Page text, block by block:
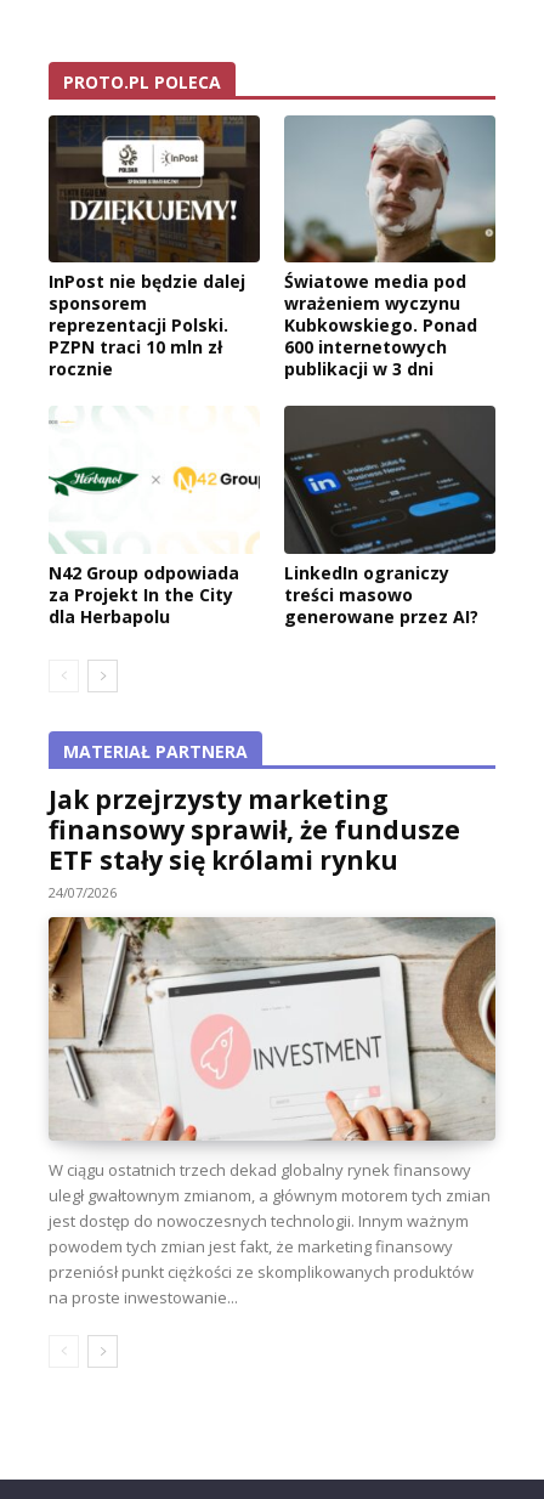
PROTO.PL POLECA
InPost nie będzie dalej
sponsorem
reprezentacji Polski.
PZPN traci 10 mln zł
rocznie
Światowe media pod
wrażeniem wyczynu
Kubkowskiego. Ponad
600 internetowych
publikacji w 3 dni
N42 Group odpowiada
za Projekt In the City
dla Herbapolu
LinkedIn ograniczy
treści masowo
generowane przez AI?
MATERIAŁ PARTNERA
Jak przejrzysty marketing
finansowy sprawił, że fundusze
ETF stały się królami rynku
24/07/2026
W ciągu ostatnich trzech dekad globalny rynek finansowy
uległ gwałtownym zmianom, a głównym motorem tych zmian
jest dostęp do nowoczesnych technologii. Innym ważnym
powodem tych zmian jest fakt, że marketing finansowy
przeniósł punkt ciężkości ze skomplikowanych produktów
na proste inwestowanie...